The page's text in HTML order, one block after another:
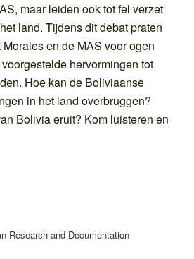
maar leiden ook tot fel verzet
land. Tijdens dit debat praten
en de MAS voor ogen
hervormingen tot
Hoe kan de Boliviaanse
in het land overbruggen?
Bolivia eruit? Kom luisteren en
Research and Documentation